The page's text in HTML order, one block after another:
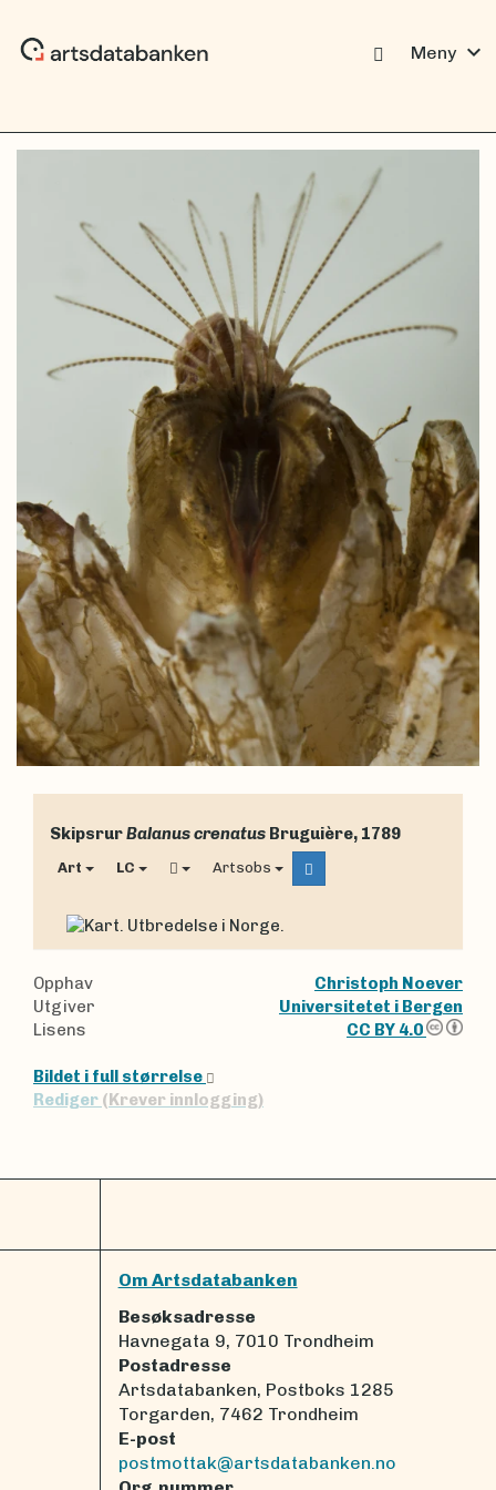
Meny expand_more
SkipsrurBalanus crenatus Bruguière, 1789
Art LC Artsobs
Opphav
Christoph Noever
Utgiver
Universitetet i Bergen
Lisens
CC BY 4.0
Bildet i full størrelse
Rediger (Krever innlogging)
Om Artsdatabanken
Besøksadresse
Havnegata 9, 7010 Trondheim
Postadresse
Artsdatabanken, Postboks 1285
Torgarden, 7462 Trondheim
E-post
postmottak@artsdatabanken.no